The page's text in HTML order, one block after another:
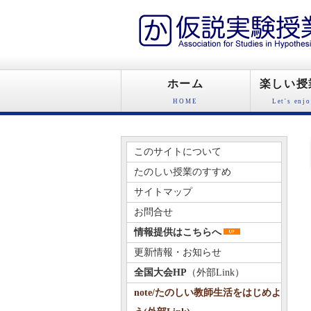
ホーム
HOME
楽しい
Let's
このサイトについて
たのしい授業のすすめ
サイトマップ
お問合せ
情報提供はこちらへ
更新情報・お知らせ
全国大会HP （外部Link）
note/たのしい教師生活をはじめよ